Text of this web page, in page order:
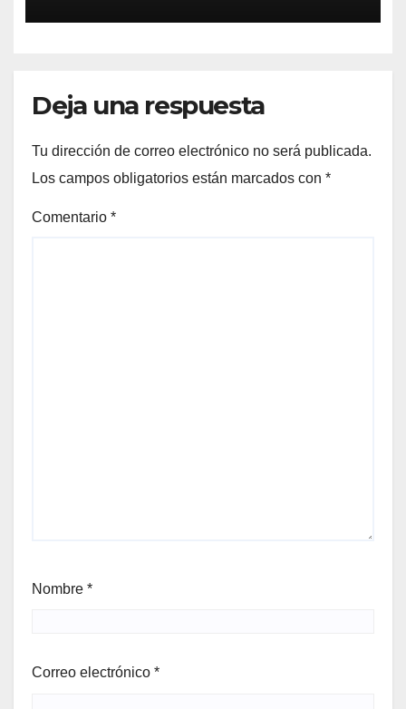
Deja una respuesta
Tu dirección de correo electrónico no será publicada.
Los campos obligatorios están marcados con *
Comentario *
Nombre *
Correo electrónico *